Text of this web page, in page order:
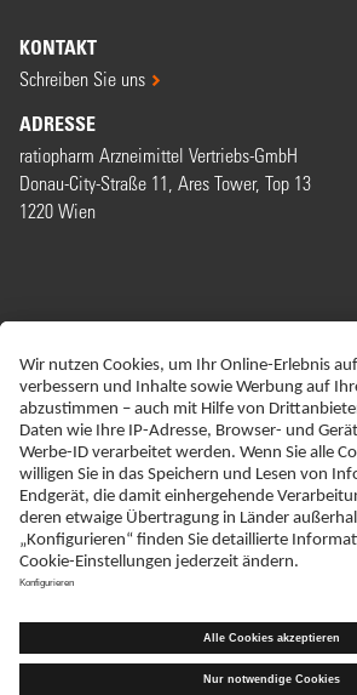
KONTAKT
Schreiben Sie uns
ADRESSE
ratiopharm Arzneimittel Vertriebs-GmbH
Donau-City-Straße 11, Ares Tower, Top 13
1220 Wien
ERKLÄRUNG ZUR BARRIEREFREIHEIT
IMPRESSUM
NEBENWIRKUNGSANZEIGEN
DATENSCHUTZ
AGBS